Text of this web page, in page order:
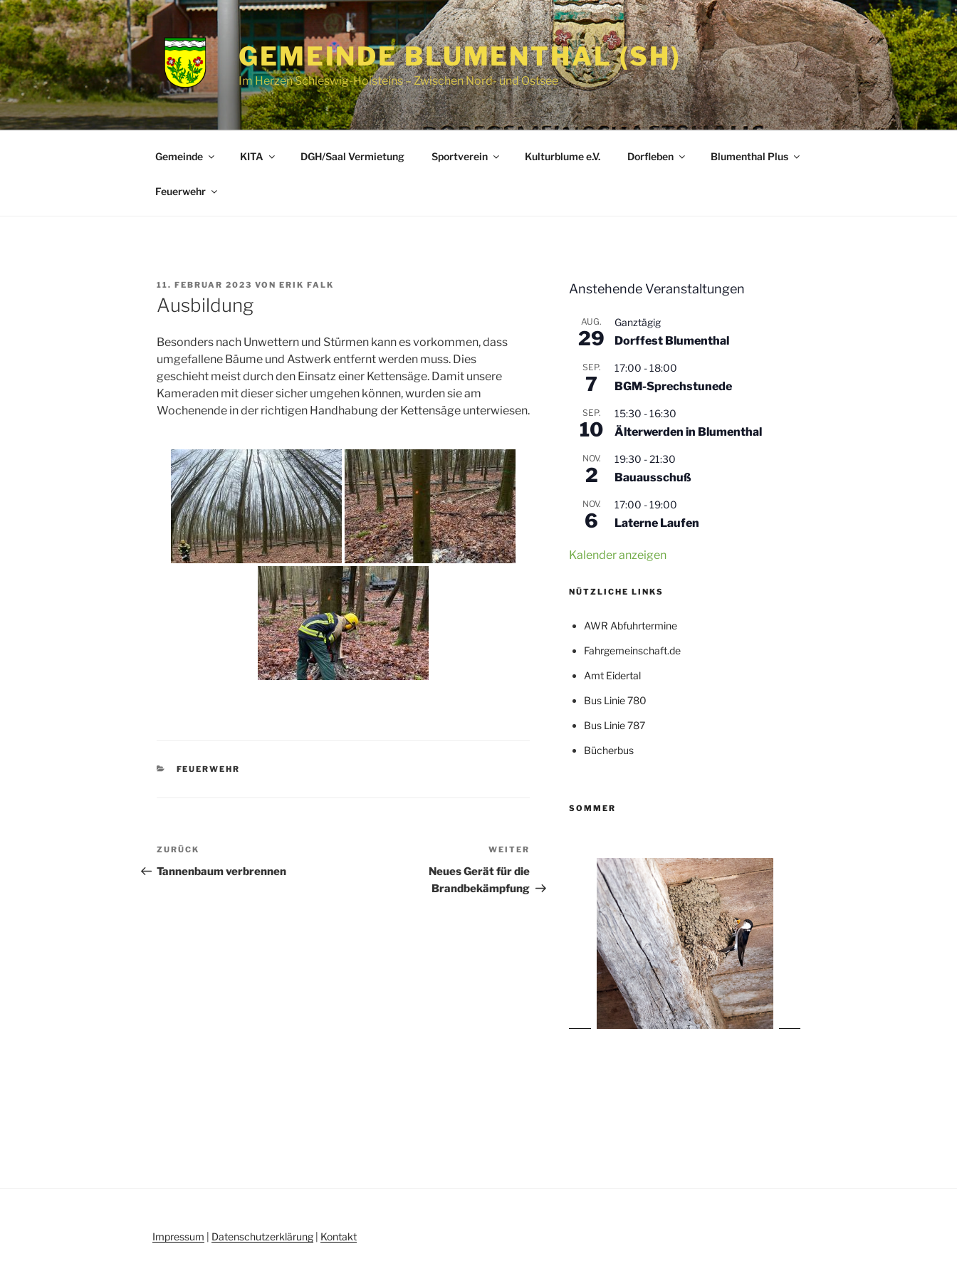
Zum
Inhalt
springen
GEMEINDE BLUMENTHAL (SH)
Im Herzen Schleswig-Holsteins – Zwischen Nord- und Ostsee
Gemeinde KITA DGH/Saal Vermietung Sportverein Kulturblume e.V. Dorfleben Blumenthal Plus
Feuerwehr
VERÖFFENTLICHT
AM
11. FEBRUAR 2023 VON ERIK FALK
Ausbildung
Besonders nach Unwettern und Stürmen kann es vorkommen, dass
umgefallene Bäume und Astwerk entfernt werden muss. Dies
geschieht meist durch den Einsatz einer Kettensäge. Damit unsere
Kameraden mit dieser sicher umgehen können, wurden sie am
Wochenende in der richtigen Handhabung der Kettensäge unterwiesen.
KATEGORIEN
FEUERWEHR
Beitragsnavigation
Vorheriger
Beitrag
ZURÜCK
Tannenbaum verbrennen
Beitrag
WEITER
Neues Gerät für die
Brandbekämpfung
Anstehende Veranstaltungen
AUG.
29
Ganztägig
Dorffest Blumenthal
SEP.
7
17:00 -18:00
BGM-Sprechstunede
SEP.
10
15:30 -16:30
Älterwerden in Blumenthal
NOV.
2
19:30 -21:30
Bauausschuß
NOV.
6
17:00 -19:00
Laterne Laufen
Kalender anzeigen
NÜTZLICHE LINKS
AWR Abfuhrtermine
Fahrgemeinschaft.de
Amt Eidertal
Bus Linie 780
Bus Linie 787
Bücherbus
SOMMER
Impressum Datenschutzerklärung Kontakt